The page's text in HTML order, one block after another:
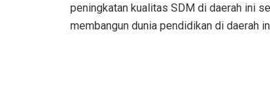
peningkatan kualitas SDM di daerah ini
membangun dunia pendidikan di daerah